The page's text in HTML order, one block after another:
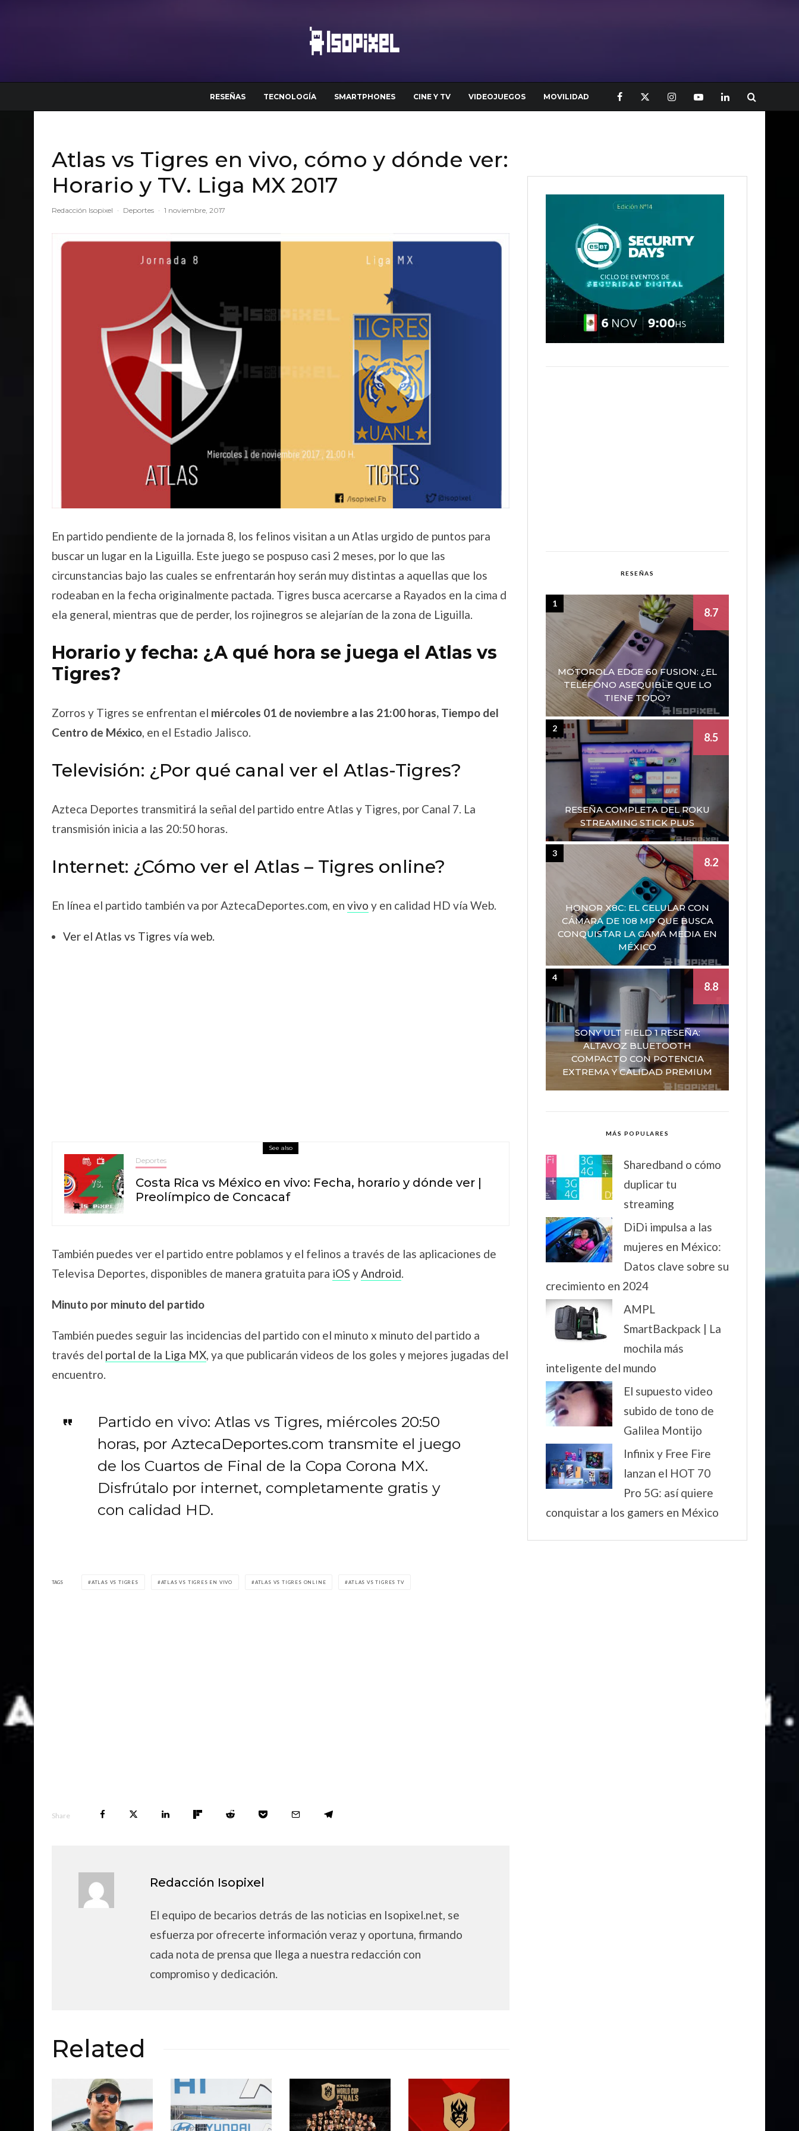
RESEÑAS TECNOLOGÍA SMARTPHONES CINE Y TV VIDEOJUEGOS MOVILIDAD
Atlas vs Tigres en vivo, cómo y dónde ver:
Horario y TV. Liga MX 2017
Redacción Isopixel · Deportes · 1 noviembre, 2017
En partido pendiente de la jornada 8, los felinos visitan a un Atlas urgido de puntos para
buscar un lugar en la Liguilla. Este juego se pospuso casi 2 meses, por lo que las
circunstancias bajo las cuales se enfrentarán hoy serán muy distintas a aquellas que los
rodeaban en la fecha originalmente pactada. Tigres busca acercarse a Rayados en la cima d
ela general, mientras que de perder, los rojinegros se alejarían de la zona de Liguilla.
Horario y fecha: ¿A qué hora se juega el Atlas vs
Tigres?
Zorros y Tigres se enfrentan el miércoles 01 de noviembre a las 21:00 horas, Tiempo del
Centro de México, en el Estadio Jalisco.
Televisión: ¿Por qué canal ver el Atlas-Tigres?
Azteca Deportes transmitirá la señal del partido entre Atlas y Tigres, por Canal 7. La
transmisión inicia a las 20:50 horas.
Internet: ¿Cómo ver el Atlas – Tigres online?
En línea el partido también va por AztecaDeportes.com, en vivo y en calidad HD vía Web.
Ver el Atlas vs Tigres vía web.
See also
Deportes
Costa Rica vs México en vivo: Fecha, horario y dónde ver |
Preolímpico de Concacaf
También puedes ver el partido entre poblamos y el felinos a través de las aplicaciones de
Televisa Deportes, disponibles de manera gratuita para iOS yAndroid.
Minuto por minuto del partido
También puedes seguir las incidencias del partido con el minuto x minuto del partido a
través del portal de la Liga MX, ya que publicarán videos de los goles y mejores jugadas del
encuentro.
Partido en vivo: Atlas vs Tigres, miércoles 20:50
horas, por AztecaDeportes.com transmite el juego
de los Cuartos de Final de la Copa Corona MX.
Disfrútalo por internet, completamente gratis y
con calidad HD.
TAGS ATLAS VS TIGRES ATLAS VS TIGRES EN VIVO ATLAS VS TIGRES ONLINE ATLAS VS TIGRES TV
Share
Redacción Isopixel
El equipo de becarios detrás de las noticias en Isopixel.net, se
esfuerza por ofrecerte información veraz y oportuna, firmando
cada nota de prensa que llega a nuestra redacción con
compromiso y dedicación.
Related
RESEÑAS
MOTOROLA EDGE 60 FUSION: ¿EL
TELÉFONO ASEQUIBLE QUE LO
TIENE TODO?
8.7
1
RESEÑA COMPLETA DEL ROKU
STREAMING STICK PLUS
8.5
2
HONOR X8C: EL CELULAR CON
CÁMARA DE 108 MP QUE BUSCA
CONQUISTAR LA GAMA MEDIA EN
MÉXICO
8.2
3
SONY ULT FIELD 1 RESEÑA:
ALTAVOZ BLUETOOTH
COMPACTO CON POTENCIA
EXTREMA Y CALIDAD PREMIUM
8.8
4
MÁS POPULARES
Sharedband o cómo
duplicar tu
streaming
DiDi impulsa a las
mujeres en México:
Datos clave sobre su
crecimiento en 2024
AMPL
SmartBackpack | La
mochila más
inteligente del mundo
El supuesto video
subido de tono de
Galilea Montijo
Infinix y Free Fire
lanzan el HOT 70
Pro 5G: así quiere
conquistar a los gamers en México